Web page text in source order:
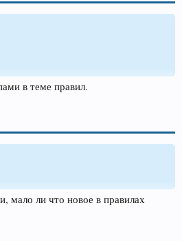
в теме правил.
мало ли что новое в правилах